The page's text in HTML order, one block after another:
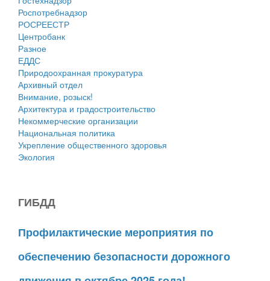
Собрание депутатов
Городское поселение
Сельские поселения
Роспотребнадзор
РОСРЕЕСТР
Центробанк
Разное
ЕДДС
Природоохранная прокуратура
Архивный отдел
Внимание, розыск!
Архитектура и градостроительство
Некоммерческие организации
Национальная политика
Укрепление общественного здоровья
Экология
ГИБДД
Профилактические мероприятия по
обеспечению безопасности дорожного